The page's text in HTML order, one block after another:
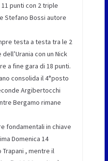
punti con 2 triple
Stefano Bossi autore
testa a testa tra le 2
con un Nick
a fine gara di 18 punti.
consolida il 4°posto
Argibertocchi
Bergamo rimane
fondamentali in chiave
Domenica 14
, mentre il